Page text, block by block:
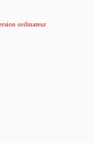
ordinateur